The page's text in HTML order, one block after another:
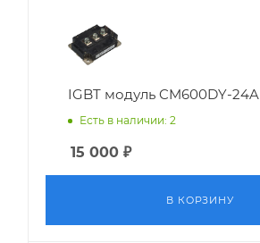
IGBT модуль CM600DY-24A
Есть в наличии: 2
15 000 ₽
В КОРЗИНУ